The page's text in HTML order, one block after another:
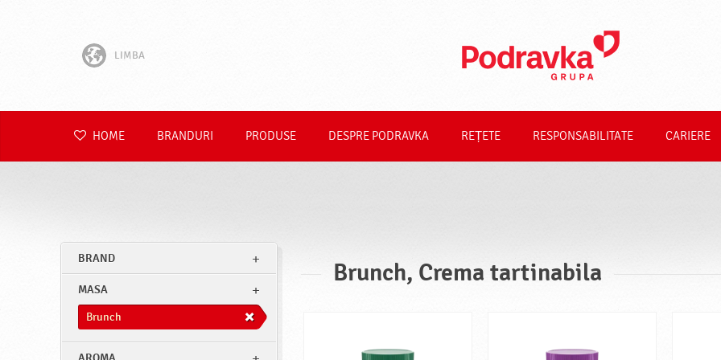
LIMBA
Hrvatski
Polski
Deutsch
HOME BRANDURI PRODUSE DESPRE PODRAVKA REȚETE RESPONSABILITATE CARIERE
BRAND
MASA
Brunch
Brunch, Crema tartinabila